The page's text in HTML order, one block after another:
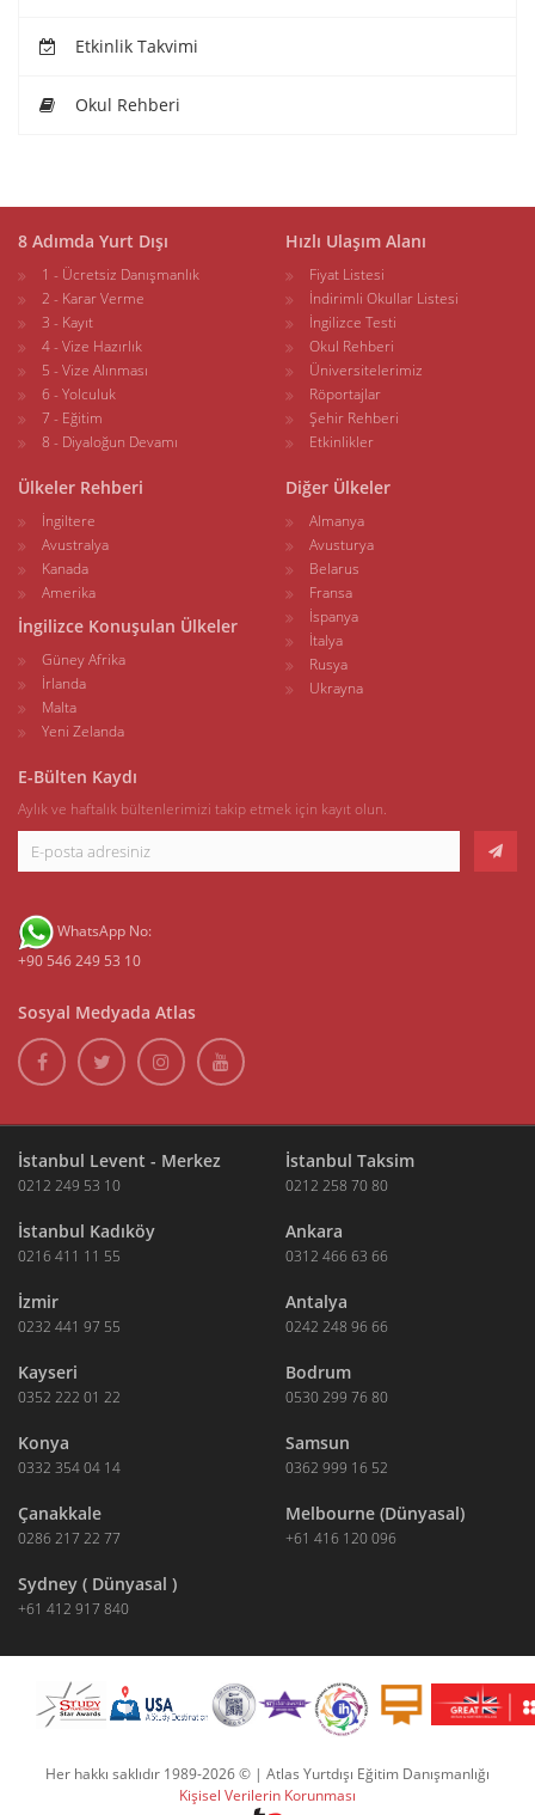
Etkinlik Takvimi
Okul Rehberi
8 Adımda Yurt Dışı
1 - Ücretsiz Danışmanlık
2 - Karar Verme
3 - Kayıt
4 - Vize Hazırlık
5 - Vize Alınması
6 - Yolculuk
7 - Eğitim
8 - Diyaloğun Devamı
Hızlı Ulaşım Alanı
Fiyat Listesi
İndirimli Okullar Listesi
İngilizce Testi
Okul Rehberi
Üniversitelerimiz
Röportajlar
Şehir Rehberi
Etkinlikler
Ülkeler Rehberi
İngiltere
Avustralya
Kanada
Amerika
İngilizce Konuşulan Ülkeler
Güney Afrika
İrlanda
Malta
Yeni Zelanda
Diğer Ülkeler
Almanya
Avusturya
Belarus
Fransa
İspanya
İtalya
Rusya
Ukrayna
E-Bülten Kaydı
Aylık ve haftalık bültenlerimizi takip etmek için kayıt olun.
WhatsApp No:
+90 546 249 53 10
Sosyal Medyada Atlas
İstanbul Levent - Merkez
0212 249 53 10
İstanbul Taksim
0212 258 70 80
İstanbul Kadıköy
0216 411 11 55
Ankara
0312 466 63 66
İzmir
0232 441 97 55
Antalya
0242 248 96 66
Kayseri
0352 222 01 22
Bodrum
0530 299 76 80
Konya
0332 354 04 14
Samsun
0362 999 16 52
Çanakkale
0286 217 22 77
Melbourne (Dünyasal)
+61 416 120 096
Sydney ( Dünyasal )
+61 412 917 840
Her hakkı saklıdır 1989-2026 © | Atlas Yurtdışı Eğitim Danışmanlığı
Kişisel Verilerin Korunması